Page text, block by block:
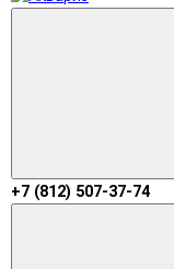
+7 (812) 507-37-74